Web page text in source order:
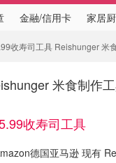
金融/信用卡 家居
收寿司工具 Reishunger 米
米食制作
收寿司工具
德国亚马逊 现有